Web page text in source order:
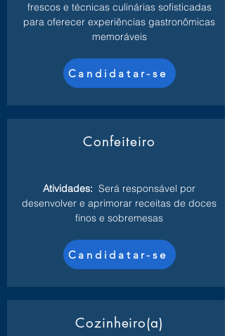
frescos e técnicas culinárias sofisticadas
para oferecer experiências gastronômicas
memoráveis
Candidatar-se
Confeiteiro
Atividades: Será responsável por
desenvolver e aprimorar receitas de doces
finos e sobremesas
Candidatar-se
Cozinheiro(a)